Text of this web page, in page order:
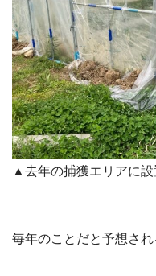
▲去年の捕獲エリアに
毎年のことだと予想され